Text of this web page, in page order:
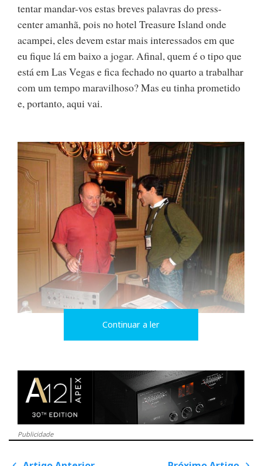
tentar mandar-vos estas breves palavras do press-
center amanhã, pois no hotel Treasure Island onde
acampei, eles devem estar mais interessados em que
eu fique lá em baixo a jogar. Afinal, quem é o tipo que
está em Las Vegas e fica fechado no quarto a trabalhar
com um tempo maravilhoso? Mas eu tinha prometido
e, portanto, aqui vai.
Dan D'Agostino e Rui Calado
Continuar a ler
Publicidade